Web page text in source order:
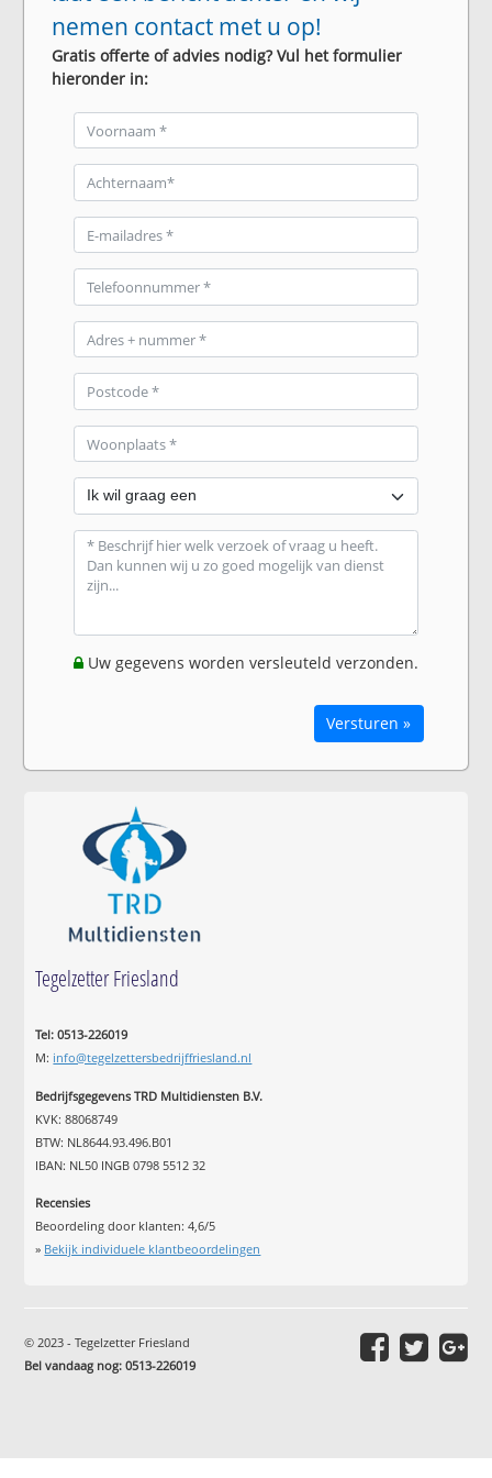
nemen contact met u op!
Gratis offerte of advies nodig? Vul het formulier
hieronder in:
Uw gegevens worden versleuteld verzonden.
Versturen »
Tegelzetter Friesland
Tel: 0513-226019
M: info@tegelzettersbedrijffriesland.nl
Bedrijfsgegevens TRD Multidiensten B.V.
KVK: 88068749
BTW: NL8644.93.496.B01
IBAN: NL50 INGB 0798 5512 32
Recensies
Beoordeling door klanten:4,6/5
» Bekijk individuele klantbeoordelingen
© 2023 - Tegelzetter Friesland
Bel vandaag nog: 0513-226019